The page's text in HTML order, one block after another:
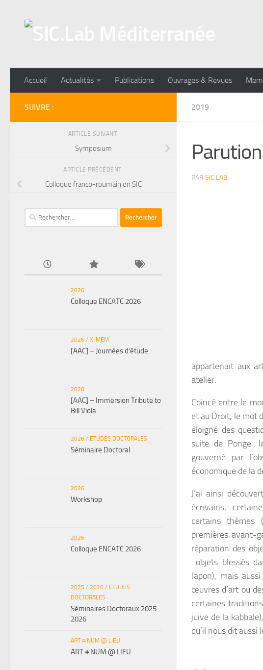
Accueil Actualités Publications Ouvrages & Revues
2019
Parution
PAR SIC.LAB ·
appartenait aux
atelier.
Coincé entre le
et au Droit, le mot
éloigné des
suite de Ponge,
gouverné par
économique de la
J’ai ainsi
écrivains,
certains thèmes
premières avant-
réparation des
objets blessés
Japon), mais
œuvres d’art ou
certaines
juive de la
qu’il nous dit
SUIVRE :
ARTICLE SUIVANT
Symposium
ARTICLE PRÉCÉDENT
Colloque franco-roumain en SIC
Rechercher :
2026
Colloque ENCATC 2026
2026 / X-MEM
[AAC] – Journées d’étude
2026
[AAC] – Immersion Tribute to
Bill Viola
2026 / ETUDES DOCTORALES
Séminaire Doctoral
2026
Workshop
2026
Colloque ENCATC 2026
2025 / 2026 / ETUDES
DOCTORALES
Séminaires Doctoraux 2025-
2026
ART # NUM @ LIEU
ART # NUM @ LIEU